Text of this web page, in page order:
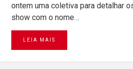
ontem uma coletiva para detalhar
show com o nome…
LEIA MAIS